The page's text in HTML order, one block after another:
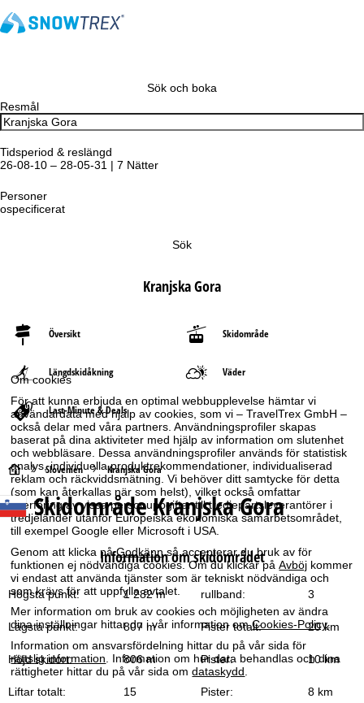
Om cookies
För att kunna erbjuda en optimal webbupplevelse hämtar vi
användardata med hjälp av cookies, som vi – TravelTrex GmbH –
också delar med våra partners. Användningsprofiler skapas
baserat på dina aktiviteter med hjälp av information om slutenhet
och webbläsare. Dessa användningsprofiler används för statistisk
analys, individuella produktrekommendationer, individualiserad
reklam och räckviddsmätning. Vi behöver ditt samtycke för detta
(som kan återkallas när som helst), vilket också omfattar
överföring av vissa personuppgifter till tredjepartsleverantörer i
tredjeländer utanför Europeiska ekonomiska samarbetsområdet,
till exempel Google eller Microsoft i USA.
Genom att klicka påGodkännså accepterar du bruk av för
funktionen ej nödvändiga cookies. Om du klickar påAvböj kommer
vi endast att använda tjänster som är tekniskt nödvändiga och
som krävs för att uppfylla avtalet.
Mer information om bruk av cookies och möjligheten av ändra
dina inställningar hittar du i vår information omCookies-Policy.
Information om ansvarsfördelning hittar du på vår sida för
rättslig information . Information om hur data behandlas och dina
rättigheter hittar du på vår sida omdataskydd
Sök och boka
Resmål
Tidsperiod & reslängd
26-08-10 – 28-05-31 | 7 Nätter
Personer
ospecificerat
Sök
Kranjska Gora
Översikt Skidområde
Längdskidåkning Väder
Last-Minute & Deals
S
t
a
r
t
s
i
Slovenien Kranjska Gora
SkidområdeKranjska Gora
Information om skidområdet
Högsta punkt: 1 282 m rullband: 3
Lägsta punkt: 807 m Pister totalt: 20 km
Höjd skidort: 806 m Pister: 10 km
Liftar totalt: 15 Pister: 8 km